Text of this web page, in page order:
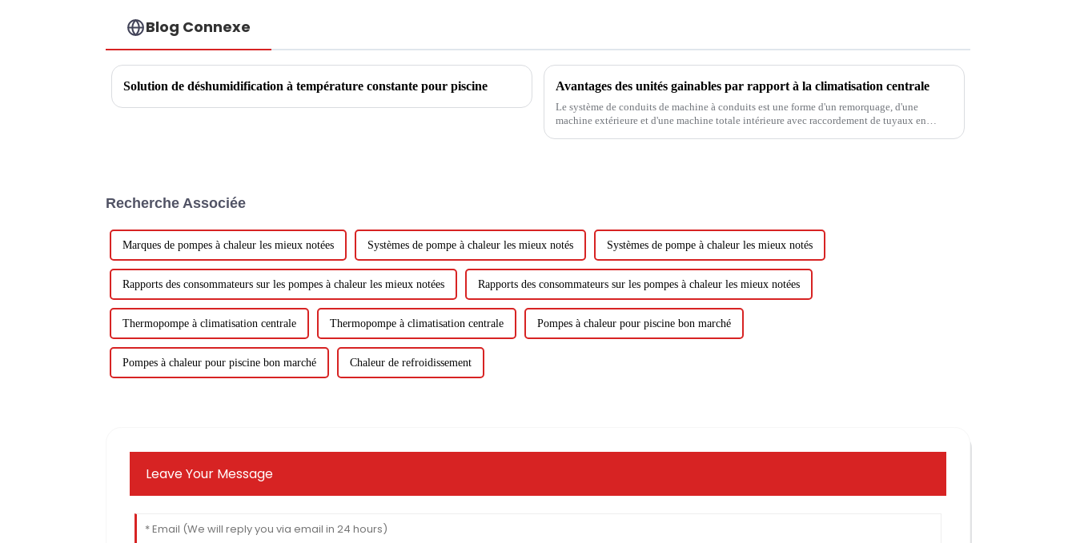
Blog Connexe
Solution de déshumidification à température constante pour piscine Avantages des unités gainables par rapport à la climatisation centrale
Le système de conduits de machine à conduits est une forme d'un remorquage, d'une
machine extérieure et d'une machine totale intérieure avec raccordement de tuyaux en
Recherche Associée
Marques de pompes à chaleur les mieux notées Systèmes de pompe à chaleur les mieux notés Systèmes de pompe à chaleur les mieux notés
Rapports des consommateurs sur les pompes à chaleur les mieux notées Rapports des consommateurs sur les pompes à chaleur les mieux notées
Thermopompe à climatisation centrale Thermopompe à climatisation centrale Pompes à chaleur pour piscine bon marché
Pompes à chaleur pour piscine bon marché Chaleur de refroidissement
Leave Your Message